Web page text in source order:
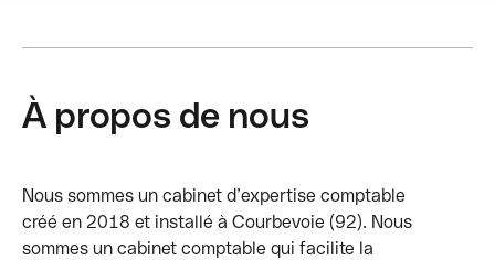
À propos de nous
Nous sommes un cabinet d’expertise comptable
créé en 2018 et installé à Courbevoie (92). Nous
sommes un cabinet comptable qui facilite la